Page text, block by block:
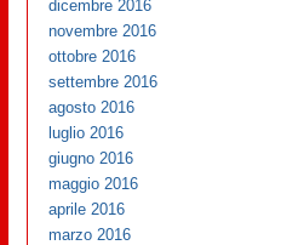
dicembre 2016
novembre 2016
ottobre 2016
settembre 2016
agosto 2016
luglio 2016
giugno 2016
maggio 2016
aprile 2016
marzo 2016